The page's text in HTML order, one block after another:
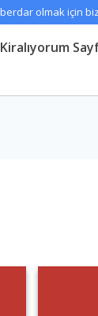
olmak için